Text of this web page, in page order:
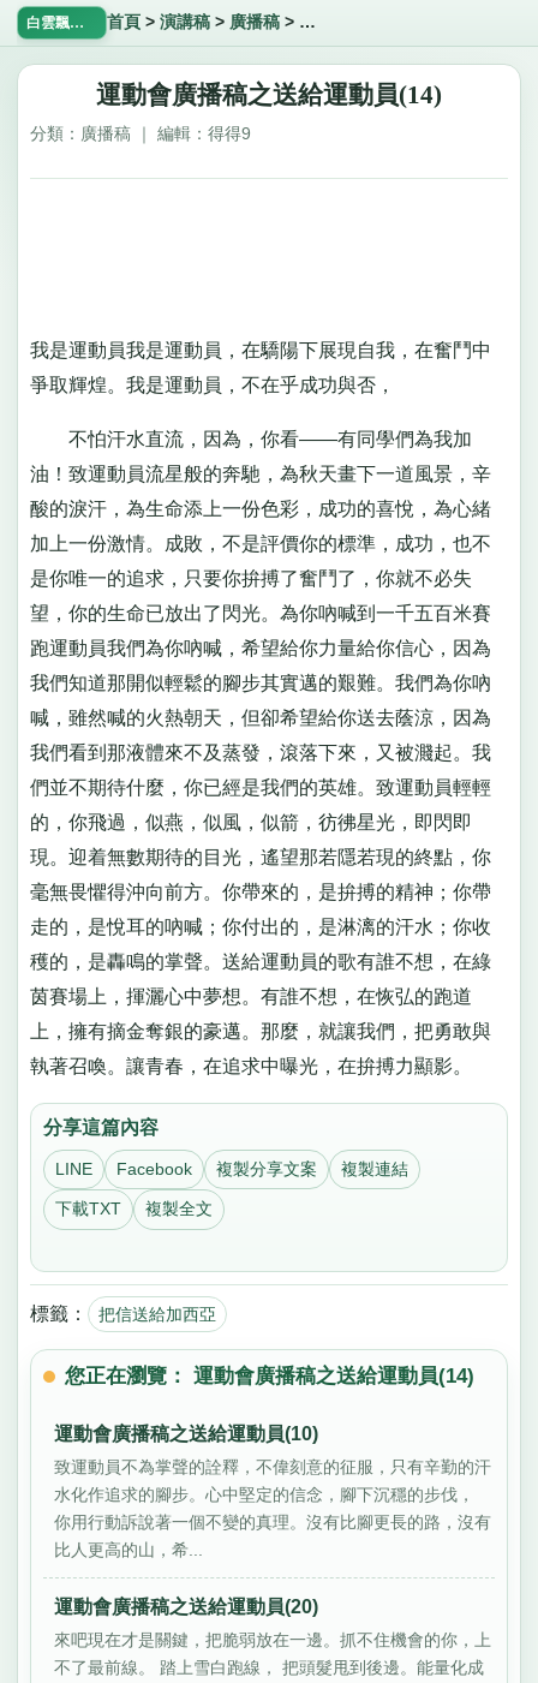
白雲飄飄網 首頁 >演講稿 > 廣播稿 > 運動會廣播稿之送給運動員(14)
運動會廣播稿之送給運動員(14)
分類：廣播稿 ｜ 編輯：得得9
我是運動員我是運動員，在驕陽下展現自我，在奮鬥中
爭取輝煌。我是運動員，不在乎成功與否，
不怕汗水直流，因為，你看——有同學們為我加
油！致運動員流星般的奔馳，為秋天畫下一道風景，辛
酸的淚汗，為生命添上一份色彩，成功的喜悅，為心緒
加上一份激情。成敗，不是評價你的標準，成功，也不
是你唯一的追求，只要你拚搏了奮鬥了，你就不必失
望，你的生命已放出了閃光。為你吶喊到一千五百米賽
跑運動員我們為你吶喊，希望給你力量給你信心，因為
我們知道那開似輕鬆的腳步其實邁的艱難。我們為你吶
喊，雖然喊的火熱朝天，但卻希望給你送去蔭涼，因為
我們看到那液體來不及蒸發，滾落下來，又被濺起。我
們並不期待什麼，你已經是我們的英雄。致運動員輕輕
的，你飛過，似燕，似風，似箭，彷彿星光，即閃即
現。迎着無數期待的目光，遙望那若隱若現的終點，你
毫無畏懼得沖向前方。你帶來的，是拚搏的精神；你帶
走的，是悅耳的吶喊；你付出的，是淋漓的汗水；你收
穫的，是轟鳴的掌聲。送給運動員的歌有誰不想，在綠
茵賽場上，揮灑心中夢想。有誰不想，在恢弘的跑道
上，擁有摘金奪銀的豪邁。那麼，就讓我們，把勇敢與
執著召喚。讓青春，在追求中曝光，在拚搏力顯影。
分享這篇內容
LINE Facebook 複製分享文案 複製連結
下載TXT 複製全文
標籤： 把信送給加西亞
您正在瀏覽： 運動會廣播稿之送給運動員(14)
運動會廣播稿之送給運動員(10)
致運動員不為掌聲的詮釋，不偉刻意的征服，只有辛勤的汗
水化作追求的腳步。心中堅定的信念，腳下沉穩的步伐，
你用行動訴說著一個不變的真理。沒有比腳更長的路，沒有
比人更高的山，希...
運動會廣播稿之送給運動員(20)
來吧現在才是關鍵，把脆弱放在一邊。抓不住機會的你，上
不了最前線。 踏上雪白跑線， 把頭髮甩到後邊。能量化成